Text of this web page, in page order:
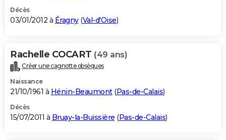
Décès
03/01/2012 à Éragny(Val-d'Oise)
Rachelle COCART (49 ans)
Créer une cagnotte obsèques
Naissance
21/10/1961 à Hénin-Beaumont(Pas-de-Calais)
Décès
15/07/2011 à Bruay-la-Buissière (Pas-de-Calais)